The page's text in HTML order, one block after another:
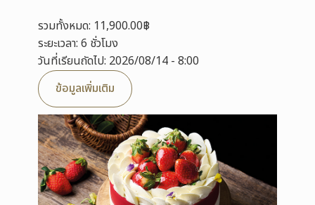
รวมทั้งหมด: 11,900.00฿
ระยะเวลา: 6 ชั่วโมง
วันที่เรียนถัดไป: 2026/08/14 - 8:00
ข้อมูลเพิ่มเติม